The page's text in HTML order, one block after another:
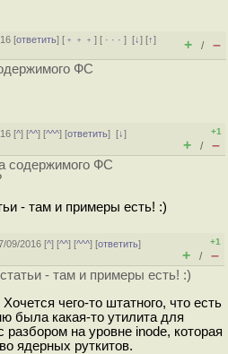
[ответить] [ ﹢﹢﹢] [ · · ·][↓] [↑]
+ / –
ФС
[^] [^^] [^^^] [ответить][↓]
+1
+ / –
содержимого ФС
- там и примеры есть! :)
09/2016 [^] [^^] [^^^] [ответить]
+1
+ / –
- там и примеры есть! :)
чего-то штатного, что есть
была какая-то утилита для
на уровне inode, которая
ядерных руткитов.